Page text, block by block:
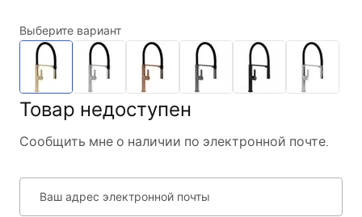
Выберите вариант
Товар недоступен
Сообщить мне о наличии по электронной почте.
Ваш адрес электронной почты